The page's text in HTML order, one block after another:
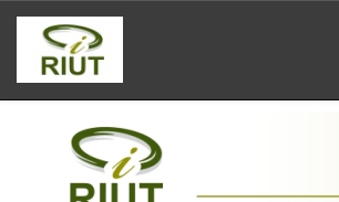
Skip
navigation